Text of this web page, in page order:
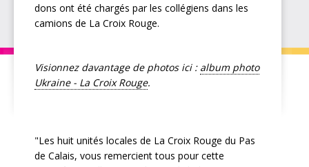
dons ont été chargés par les collégiens dans les
camions de La Croix Rouge.
Visionnez davantage de photos ici : album photo
Ukraine - La Croix Rouge.
"Les huit unités locales de La Croix Rouge du Pas
de Calais, vous remercient tous pour cette